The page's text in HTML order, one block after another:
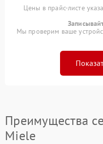
Цены в прайс-листе
Мы проверим ваше
Преимущества
Miele